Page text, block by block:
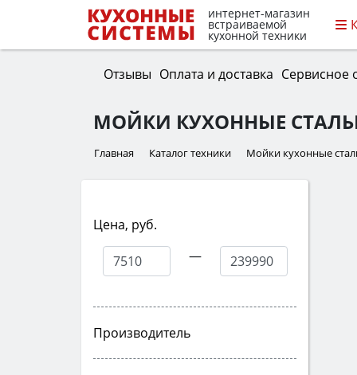
интернет-магазин
встраиваемой
кухонной техники
Отзывы Оплата и доставка Сервисное
МОЙКИ КУХОННЫЕ
Главная Каталог техники Мойки кухонные
Цена, руб.
—
Производитель